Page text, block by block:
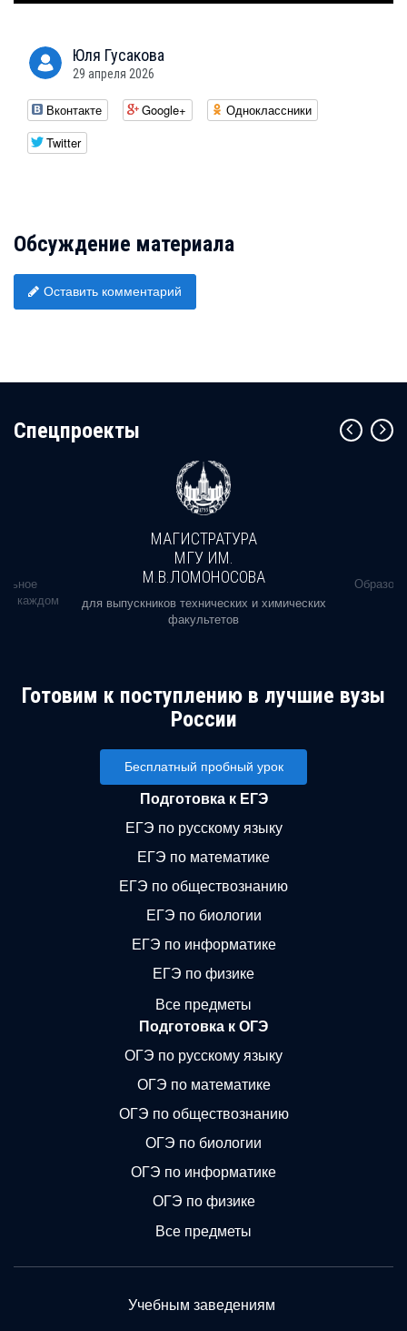
Юля Гусакова
29 апреля 2026
Вконтакте Google+
Одноклассники
Twitter
Обсуждение материала
Оставить комментарий
Cпецпроекты
в каждом
МАГИСТРАТУРА
МГУ ИМ.
М.В.ЛОМОНОСОВА
для выпускников технических и химических
факультетов
Готовим к поступлению в лучшие вузы
России
Бесплатный пробный урок
Подготовка к ЕГЭ
ЕГЭ по русскому языку
ЕГЭ по математике
ЕГЭ по обществознанию
ЕГЭ по биологии
ЕГЭ по информатике
ЕГЭ по физике
Все предметы
Подготовка к ОГЭ
ОГЭ по русскому языку
ОГЭ по математике
ОГЭ по обществознанию
ОГЭ по биологии
ОГЭ по информатике
ОГЭ по физике
Все предметы
Учебным заведениям